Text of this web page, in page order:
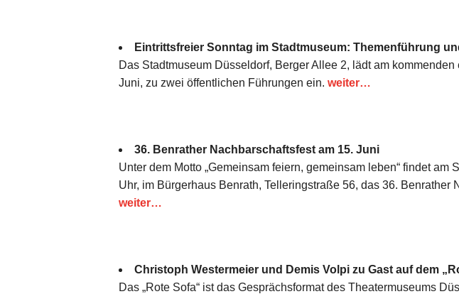
Eintrittsfreier Sonntag im Stadtmuseum: Themenführung
Das Stadtmuseum Düsseldorf, Berger Allee 2, lädt am
Juni, zu zwei öffentlichen Führungen ein. weiter…
36. Benrather Nachbarschaftsfest am 15. Juni
Unter dem Motto „Gemeinsam feiern, gemeinsam leben“ findet am
Uhr, im Bürgerhaus Benrath, Telleringstraße 56, das 36. Benrather
weiter…
Christoph Westermeier und Demis Volpi zu Gast auf dem
Das „Rote Sofa“ ist das Gesprächsformat des Theatermuseums